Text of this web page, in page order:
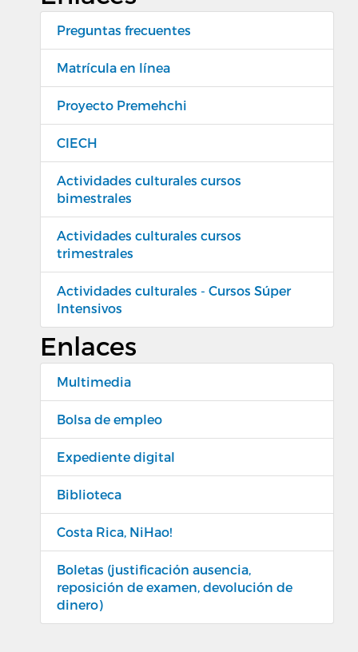
Preguntas frecuentes
Matrícula en línea
Proyecto Premehchi
CIECH
Actividades culturales cursos
bimestrales
Actividades culturales cursos
trimestrales
Actividades culturales - Cursos Súper
Intensivos
Enlaces
Multimedia
Bolsa de empleo
Expediente digital
Biblioteca
Costa Rica, NiHao!
Boletas (justificación ausencia,
reposición de examen, devolución de
dinero)